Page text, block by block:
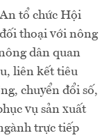
tổ chức Hội
thoại với nông
dân quan
liên kết tiêu
chuyển đổi số,
vụ sản xuất
trực tiếp